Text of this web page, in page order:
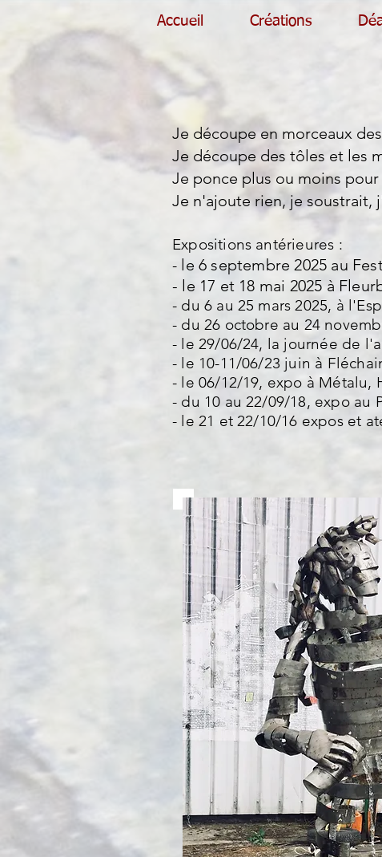
Accueil Créations
Je découpe en morceaux
Je découpe des tôles et les
Je ponce plus ou moins
Je n'ajoute rien, je soustrait,
Expositions antérieures :
- le 6 septembre 2025 au
- le 17 et 18 mai 2025 à
- du 6 au 25 mars 2025, à
- du 26 octobre au 24
- le 29/06/24, la journée de
- le 10-11/06/23 juin à
- le 06/12/19, expo à Métalu,
- du 10 au 22/09/18, expo au
- le 21 et 22/10/16 expos et